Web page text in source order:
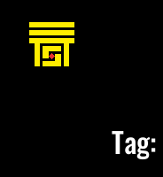
Tag: